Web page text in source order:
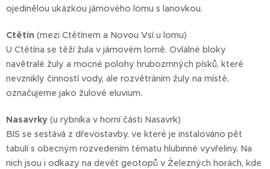
ojedinělou ukázkou jámového lomu s lanovkou.
Ctětín (mezi Ctětínem a Novou Vsí u lomu)
U Ctětína se těží žula v jámovém lomě. Ovlálné bloky
navětralé žuly a mocné polohy hrubozrnných písků, které
nevznikly činností vody, ale rozvětráním žuly na místě,
označujeme jako žulové eluvium.
Nasavrky (u rybníka v horní části Nasavrk)
BIS se sestává z dřevostavby, ve které je instalováno pět
tabulí s obecným rozvedením tématu hlubinné vyvřeliny. Na
nich jsou i odkazy na devět geotopů v Železných horách, kde